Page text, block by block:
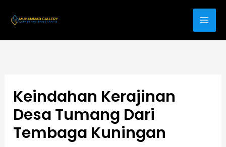
konten
Keindahan Kerajinan
Desa Tumang Dari
Tembaga Kuningan